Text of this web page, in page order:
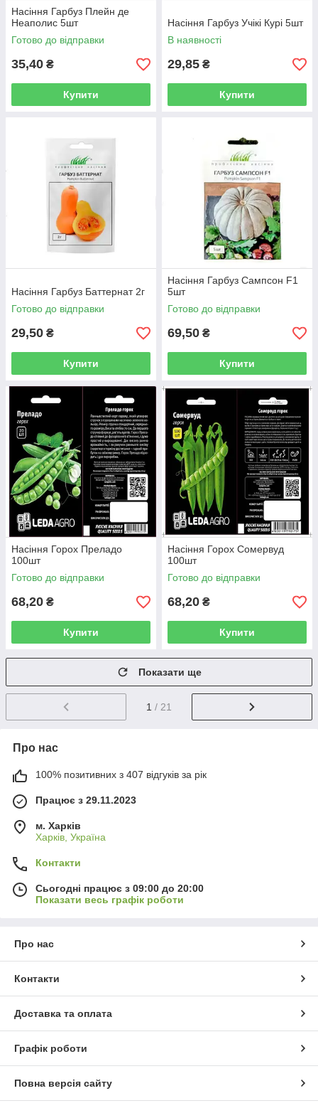
Насіння Гарбуз Плейн де
Неаполис 5шт
Готово до відправки
35,40 ₴
Купити
Насіння Гарбуз Учікі Курі 5шт
В наявності
29,85 ₴
Купити
Насіння Гарбуз Баттернат 2г
Готово до відправки
29,50 ₴
Купити
Насіння Гарбуз Сампсон F1
5шт
Готово до відправки
69,50 ₴
Купити
Насіння Горох Преладо
100шт
Готово до відправки
68,20 ₴
Купити
Насіння Горох Сомервуд
100шт
Готово до відправки
68,20 ₴
Купити
Показати ще
1 / 21
Про нас
100% позитивних з 407 відгуків за рік
Працює з 29.11.2023
м. Харків
Харків, Україна
Контакти
Сьогодні працює з 09:00 до 20:00
Показати весь графік роботи
Про нас
Контакти
Доставка та оплата
Графік роботи
Повна версія сайту